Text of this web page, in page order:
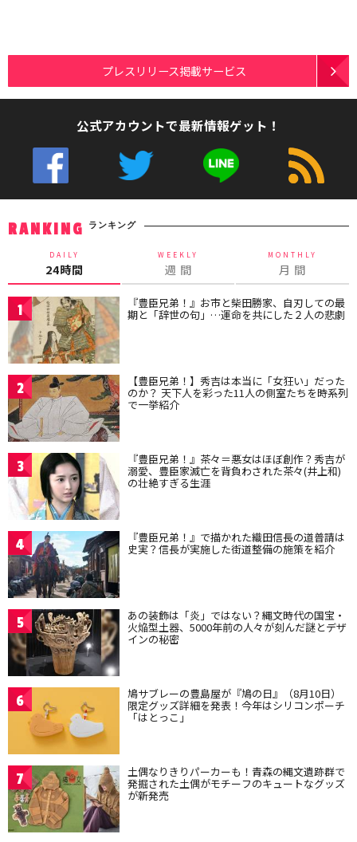
プレスリリース掲載サービス
公式アカウントで最新情報ゲット！
RANKING ランキング
DAILY
24時間
WEEKLY
週 間
MONTHLY
月 間
1 『豊臣兄弟！』お市と柴田勝家、自刃しての最
期と「辞世の句」…運命を共にした２人の悲劇
2 【豊臣兄弟！】秀吉は本当に「女狂い」だった
のか？ 天下人を彩った11人の側室たちを時系列
で一挙紹介
3 『豊臣兄弟！』茶々＝悪女はほぼ創作？秀吉が
溺愛、豊臣家滅亡を背負わされた茶々(井上和)
の壮絶すぎる生涯
4 『豊臣兄弟！』で描かれた織田信長の道普請は
史実？信長が実施した街道整備の施策を紹介
5 あの装飾は「炎」ではない？縄文時代の国宝・
火焔型土器、5000年前の人々が刻んだ謎とデザ
インの秘密
6 鳩サブレーの豊島屋が『鳩の日』（8月10日）
限定グッズ詳細を発表！今年はシリコンポーチ
「はとっこ」
7 土偶なりきりパーカーも！青森の縄文遺跡群で
発掘された土偶がモチーフのキュートなグッズ
が新発売